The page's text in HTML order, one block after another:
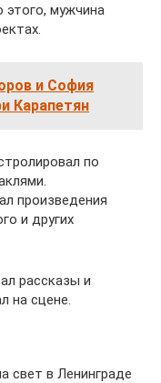
мужчина
и София
Карапетян
по
произведения
и других
рассказы и
на сцене.
свет в Ленинграде